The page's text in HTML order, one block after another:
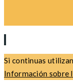
Si continuas
Información sobre